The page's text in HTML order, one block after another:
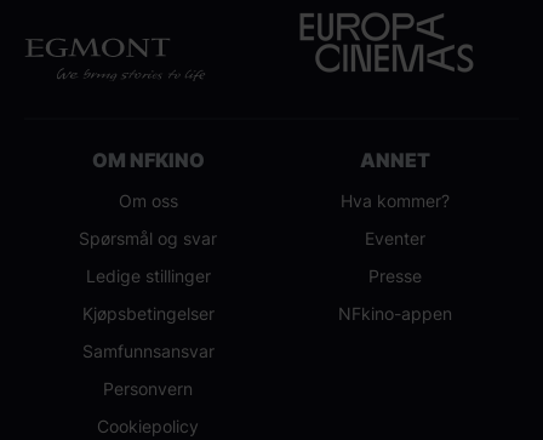
OM NFKINO
Om oss
Spørsmål og svar
Ledige stillinger
Kjøpsbetingelser
Samfunnsansvar
Personvern
Cookiepolicy
ANNET
Hva kommer?
Eventer
Presse
NFkino-appen